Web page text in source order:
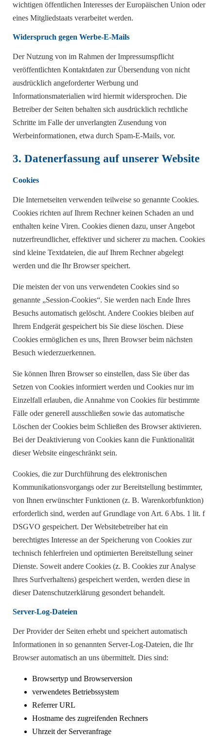
wichtigen öffentlichen Interesses der Europäischen Union oder
eines Mitgliedstaats verarbeitet werden.
Widerspruch gegen Werbe-E-Mails
Der Nutzung von im Rahmen der Impressumspflicht
veröffentlichten Kontaktdaten zur Übersendung von nicht
ausdrücklich angeforderter Werbung und
Informationsmaterialien wird hiermit widersprochen. Die
Betreiber der Seiten behalten sich ausdrücklich rechtliche
Schritte im Falle der unverlangten Zusendung von
Werbeinformationen, etwa durch Spam-E-Mails, vor.
3. Datenerfassung auf unserer Website
Cookies
Die Internetseiten verwenden teilweise so genannte Cookies.
Cookies richten auf Ihrem Rechner keinen Schaden an und
enthalten keine Viren. Cookies dienen dazu, unser Angebot
nutzerfreundlicher, effektiver und sicherer zu machen. Cookies
sind kleine Textdateien, die auf Ihrem Rechner abgelegt
werden und die Ihr Browser speichert.
Die meisten der von uns verwendeten Cookies sind so
genannte „Session-Cookies“. Sie werden nach Ende Ihres
Besuchs automatisch gelöscht. Andere Cookies bleiben auf
Ihrem Endgerät gespeichert bis Sie diese löschen. Diese
Cookies ermöglichen es uns, Ihren Browser beim nächsten
Besuch wiederzuerkennen.
Sie können Ihren Browser so einstellen, dass Sie über das
Setzen von Cookies informiert werden und Cookies nur im
Einzelfall erlauben, die Annahme von Cookies für bestimmte
Fälle oder generell ausschließen sowie das automatische
Löschen der Cookies beim Schließen des Browser aktivieren.
Bei der Deaktivierung von Cookies kann die Funktionalität
dieser Website eingeschränkt sein.
Cookies, die zur Durchführung des elektronischen
Kommunikationsvorgangs oder zur Bereitstellung bestimmter,
von Ihnen erwünschter Funktionen (z. B. Warenkorbfunktion)
erforderlich sind, werden auf Grundlage von Art. 6 Abs. 1 lit. f
DSGVO gespeichert. Der Websitebetreiber hat ein
berechtigtes Interesse an der Speicherung von Cookies zur
technisch fehlerfreien und optimierten Bereitstellung seiner
Dienste. Soweit andere Cookies (z. B. Cookies zur Analyse
Ihres Surfverhaltens) gespeichert werden, werden diese in
dieser Datenschutzerklärung gesondert behandelt.
Server-Log-Dateien
Der Provider der Seiten erhebt und speichert automatisch
Informationen in so genannten Server-Log-Dateien, die Ihr
Browser automatisch an uns übermittelt. Dies sind:
Browsertyp und Browserversion
verwendetes Betriebssystem
Referrer URL
Hostname des zugreifenden Rechners
Uhrzeit der Serveranfrage